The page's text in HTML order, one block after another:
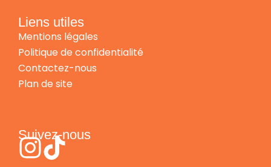
Liens utiles
Mentions légales
Politique de confidentialité
Contactez-nous
Plan de site
Suivez-nous